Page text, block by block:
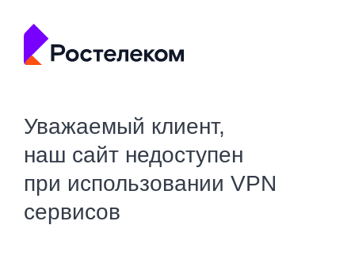
Уважаемый клиент,
наш сайт недоступен
при использовании VPN
сервисов